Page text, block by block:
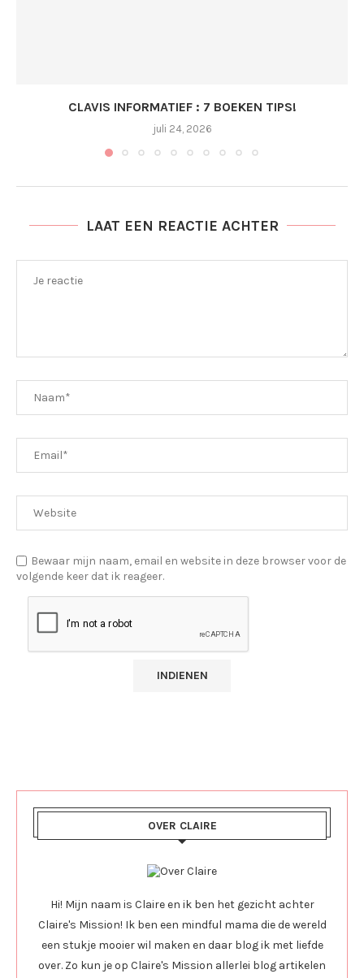
CLAVIS INFORMATIEF : 7 BOEKEN TIPS!
juli 24, 2026
LAAT EEN REACTIE ACHTER
Bewaar mijn naam, email en website in deze browser voor de
volgende keer dat ik reageer.
OVER CLAIRE
Hi! Mijn naam is Claire en ik ben het gezicht achter
Claire's Mission! Ik ben een mindful mama die de wereld
een stukje mooier wil maken en daar blog ik met liefde
over. Zo kun je op Claire's Mission allerlei blog artikelen